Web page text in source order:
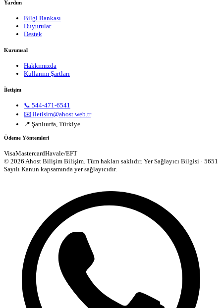
Yardım
Bilgi Bankası
Duyurular
Destek
Kurumsal
Hakkımızda
Kullanım Şartları
İletişim
📞 544-471-6541
✉️ iletisim@ahost.web.tr
📍 Şanlıurfa, Türkiye
Ödeme Yöntemleri
VisaMastercardHavale/EFT
© 2026 Ahost Bilişim Bilişim. Tüm hakları saklıdır. Yer Sağlayıcı Bilgisi · 5651
Sayılı Kanun kapsamında yer sağlayıcıdır.